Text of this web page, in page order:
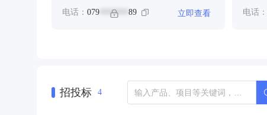
电话： 079 ******* 89 立即查看 电话：
招投标 4